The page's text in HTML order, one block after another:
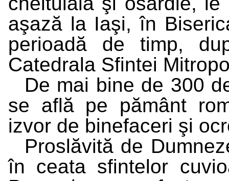
aşază la Iaşi, în
perioadă de timp,
Catedrala Sfintei
De mai bine de 300
se află pe pământ
izvor de binefaceri şi
Proslăvită de
în ceata sfintelor